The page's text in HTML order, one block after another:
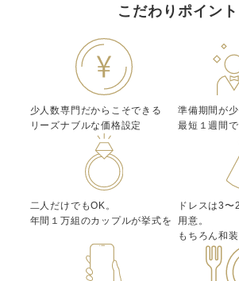
こだわりポイント
少人数専門だからこそできる
リーズナブルな価格設定
準備期間が
最短１週間
二人だけでもOK。
年間１万組のカップルが挙式を
ドレスは3
用意。
もちろん和